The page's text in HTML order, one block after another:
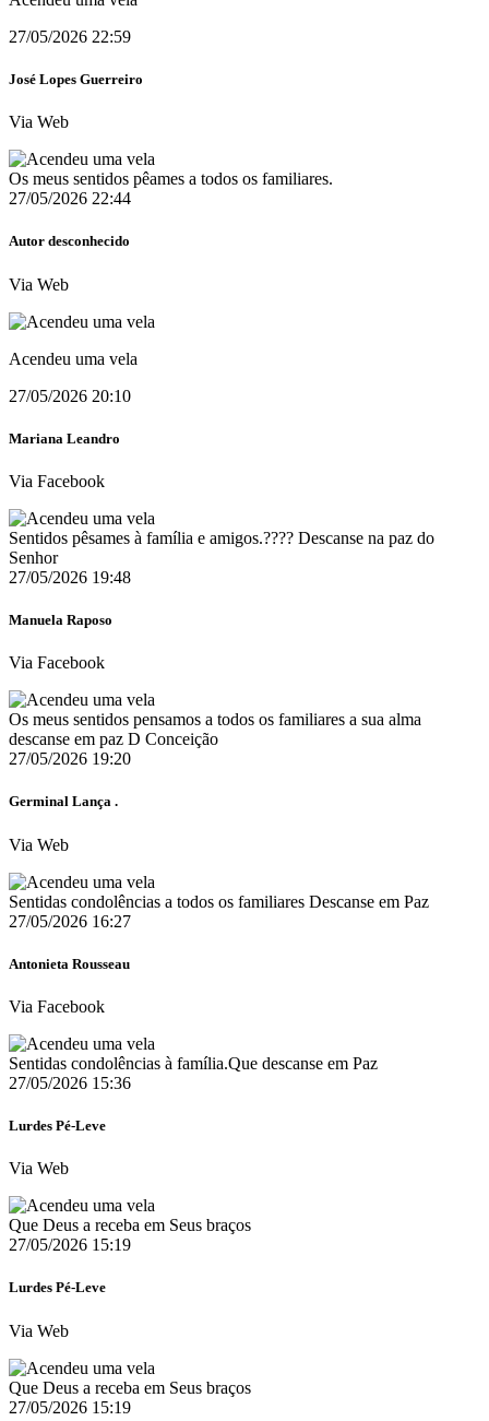
27/05/2026 22:59
José Lopes Guerreiro
Via Web
Os meus sentidos pêames a todos os familiares.
27/05/2026 22:44
Autor desconhecido
Via Web
Acendeu uma vela
27/05/2026 20:10
Mariana Leandro
Via Facebook
Sentidos pêsames à família e amigos.???? Descanse na paz do
Senhor
27/05/2026 19:48
Manuela Raposo
Via Facebook
Os meus sentidos pensamos a todos os familiares a sua alma
descanse em paz D Conceição
27/05/2026 19:20
Germinal Lança .
Via Web
Sentidas condolências a todos os familiares Descanse em Paz
27/05/2026 16:27
Antonieta Rousseau
Via Facebook
Sentidas condolências à família.Que descanse em Paz
27/05/2026 15:36
Lurdes Pé-Leve
Via Web
Que Deus a receba em Seus braços
27/05/2026 15:19
Lurdes Pé-Leve
Via Web
Que Deus a receba em Seus braços
27/05/2026 15:19